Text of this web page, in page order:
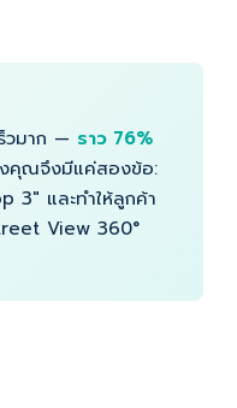
วมาก — ราว 76%
คุณจึงมีแค่สองข้อ:
3" และทำให้ลูกค้า
View 360°